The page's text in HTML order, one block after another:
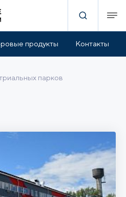
продукты Контакты
парков